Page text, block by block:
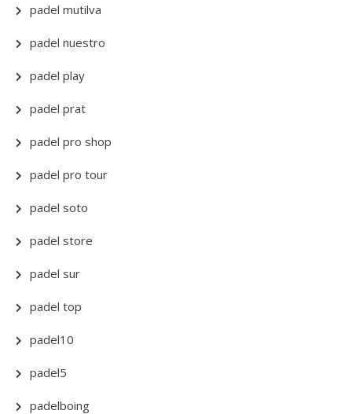
padel mutilva
padel nuestro
padel play
padel prat
padel pro shop
padel pro tour
padel soto
padel store
padel sur
padel top
padel10
padel5
padelboing